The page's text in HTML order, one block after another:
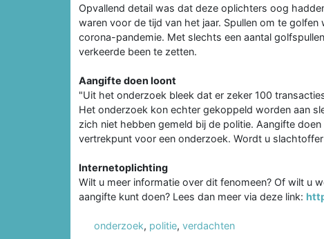
Opvallend detail was dat deze oplichters oog
waren voor de tijd van het jaar. Spullen om te
corona-pandemie. Met slechts een aantal
verkeerde been te zetten.
Aangifte doen loont
"Uit het onderzoek bleek dat er zeker 100
Het onderzoek kon echter gekoppeld worden aan
zich niet hebben gemeld bij de politie. Aangifte
vertrekpunt voor een onderzoek. Wordt u
Internetoplichting
Wilt u meer informatie over dit fenomeen? Of wilt u
aangifte kunt doen? Lees dan meer via deze link:
onderzoek, politie, verdachten